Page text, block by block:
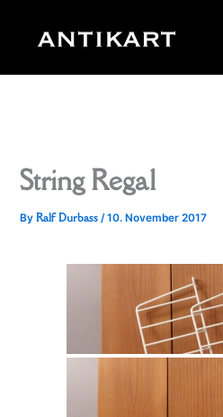
String Regal
ByRalf Durbass/10. November 2017